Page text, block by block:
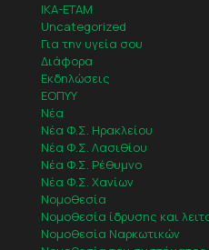
IKA-ETAM
Uncategorized
Για την υγεία σου
Διάφορα
Εκδηλώσεις
ΕΟΠΥΥ
Νέα
Νέα Φ.Σ. Ηρακλείου
Νέα Φ.Σ. Λασιθίου
Νέα Φ.Σ. Ρέθυμνο
Νέα Φ.Σ. Χανίων
Νομοθεσία
Νομοθεσία ίδρυσης και
Νομοθεσία Ναρκωτικών